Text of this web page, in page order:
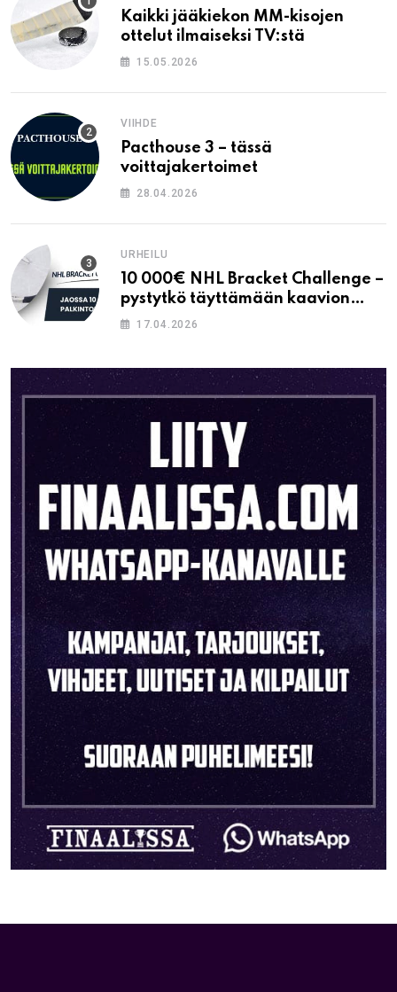
Kaikki jääkiekon MM-kisojen
ottelut ilmaiseksi TV:stä
15.05.2026
VIIHDE
Pacthouse 3 – tässä
voittajakertoimet
28.04.2026
URHEILU
10 000€ NHL Bracket Challenge –
pystytkö täyttämään kaavion
oikein?
17.04.2026